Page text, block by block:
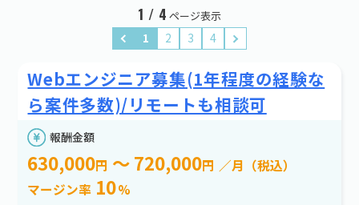
初めてご利用の企業さまへ
お役立ち情報
e案件とは？ 新着情報
よくある質問
業種・職種を選択する
エリア
エリアを選択する
報酬金額
1 / 4 ページ表示
1 2 3 4
Webエンジニア募集(1年程度の経験な
ら案件多数)/リモートも相談可
報酬金額
630,000円 ～ 720,000円 ／月（税込）
マージン率 10%